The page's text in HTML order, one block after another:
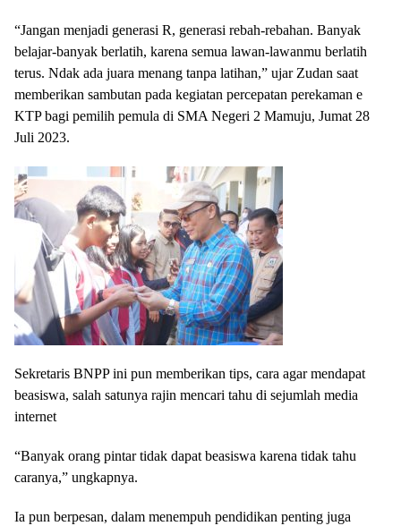
“Jangan menjadi generasi R, generasi rebah-rebahan. Banyak
belajar-banyak berlatih, karena semua lawan-lawanmu berlatih
terus. Ndak ada juara menang tanpa latihan,” ujar Zudan saat
memberikan sambutan pada kegiatan percepatan perekaman e
KTP bagi pemilih pemula di SMA Negeri 2 Mamuju, Jumat 28
Juli 2023.
Sekretaris BNPP ini pun memberikan tips, cara agar mendapat
beasiswa, salah satunya rajin mencari tahu di sejumlah media
internet
“Banyak orang pintar tidak dapat beasiswa karena tidak tahu
caranya,” ungkapnya.
Ia pun berpesan, dalam menempuh pendidikan penting juga